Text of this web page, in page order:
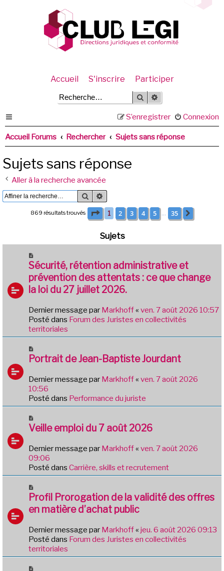
Accueil S'inscrire Participer
Rechercher
Connexion
S’enregistrer
Accueil Forums Rechercher Sujets sans réponse
Sujets sans réponse
Aller à la recherche avancée
Rechercher
869 résultats trouvés Page 1sur35
1 2 3 4 5 35
Sujets
o
u
v
e
u
m
e
s
a
e
Sécurité, rétention administrative et
prévention des attentats : ce que change
la loi du 27 juillet 2026.
Dernier message par Markhoff« ven. 7 août 2026 10:57
Posté dans Forum des Juristes en collectivités
territoriales
o
v
e
a
u
e
s
a
g
e
Portrait de Jean-Baptiste Jourdant
Dernier message par Markhoff« ven. 7 août 2026
10:56
Posté dans Performance du juriste
o
v
e
a
u
e
s
s
g
e
Veille emploi du 7 août 2026
Dernier message par Markhoff« ven. 7 août 2026
09:06
Posté dans Carrière, skills et recrutement
o
u
v
a
u
m
Profil Prorogation de la validité des offres
en matière d’achat public
Dernier message par Markhoff« jeu. 6 août 2026 09:13
Posté dans Forum des Juristes en collectivités
territoriales